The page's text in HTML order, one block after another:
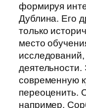
формируя
Дублина. Его
только
место
современную
переоценить.
например,